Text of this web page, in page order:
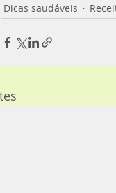
Dicas saudáveis